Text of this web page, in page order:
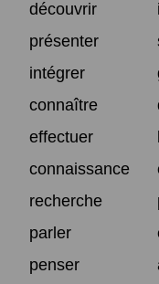
découvrir
présenter
intégrer
connaître
effectuer
connaissance
recherche
parler
penser